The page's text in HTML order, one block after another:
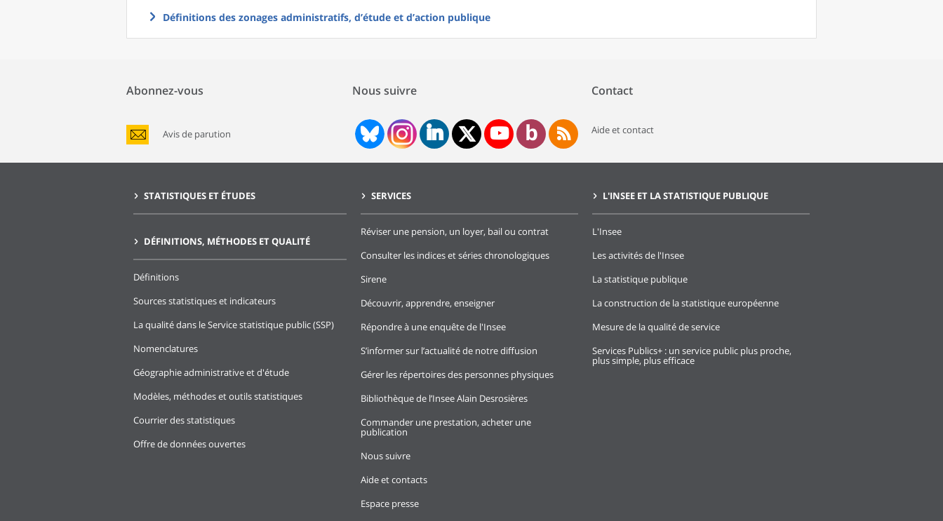
Définitions des zonages administratifs, d’étude et d’action publique
Abonnez-vous
Avis de parution
Nous suivre Contact
Aide et contact
STATISTIQUES ET ÉTUDES
DÉFINITIONS, MÉTHODES ET QUALITÉ
Définitions
Sources statistiques et indicateurs
La qualité dans le Service statistique public (SSP)
Nomenclatures
Géographie administrative et d'étude
Modèles, méthodes et outils statistiques
Courrier des statistiques
Offre de données ouvertes
SERVICES
Réviser une pension, un loyer, bail ou contrat
Consulter les indices et séries chronologiques
Sirene
Découvrir, apprendre, enseigner
Répondre à une enquête de l'Insee
S’informer sur l’actualité de notre diffusion
Gérer les répertoires des personnes physiques
Bibliothèque de l’Insee Alain Desrosières
Commander une prestation, acheter une
publication
Nous suivre
Aide et contacts
Espace presse
L'INSEE ET LA STATISTIQUE PUBLIQUE
L'Insee
Les activités de l'Insee
La statistique publique
La construction de la statistique européenne
Mesure de la qualité de service
Services Publics+ : un service public plus proche,
plus simple, plus efficace